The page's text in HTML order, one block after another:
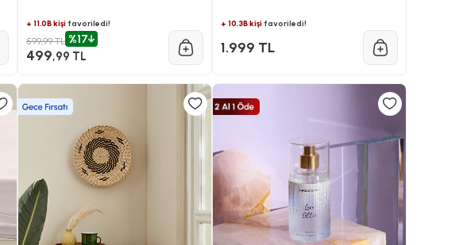
+ 11.0B kişifavoriledi!
599,99 TL %17
499,99 TL
+ 10.3B kişi favoriledi!
1.999 TL